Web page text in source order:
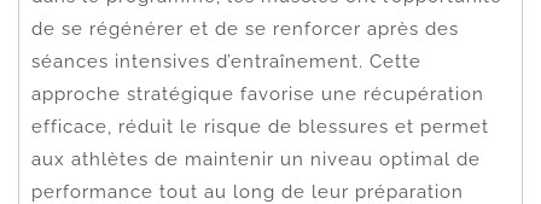
de se régénérer et de se renforcer après des
séances intensives d’entraînement. Cette
approche stratégique favorise une récupération
efficace, réduit le risque de blessures et permet
aux athlètes de maintenir un niveau optimal de
performance tout au long de leur préparation